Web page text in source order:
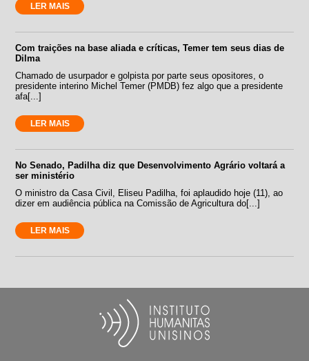
LER MAIS
Com traições na base aliada e críticas, Temer tem seus dias de
Dilma
Chamado de usurpador e golpista por parte seus opositores, o
presidente interino Michel Temer (PMDB) fez algo que a presidente
afa[...]
LER MAIS
No Senado, Padilha diz que Desenvolvimento Agrário voltará a
ser ministério
O ministro da Casa Civil, Eliseu Padilha, foi aplaudido hoje (11), ao
dizer em audiência pública na Comissão de Agricultura do[...]
LER MAIS